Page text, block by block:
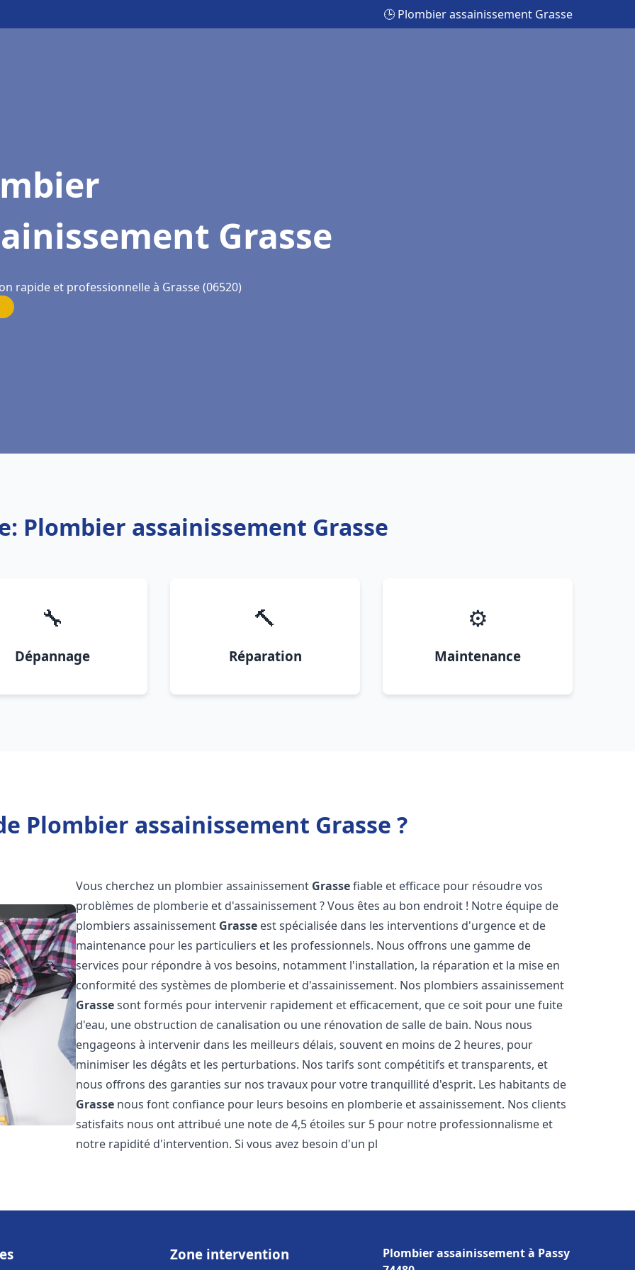
🕒 Plombier assainissement Grasse
Grasse
rapide et professionnelle à Grasse (06520)
Plombier assainissement Grasse
🔧
Dépannage
🔨
Réparation
⚙️
Maintenance
Plombier assainissement Grasse ?
Vous cherchez un plombier assainissement Grassefiable et efficace pour résoudre vos
problèmes de plomberie et d'assainissement ? Vous êtes au bon endroit ! Notre équipe de
plombiers assainissement Grasse est spécialisée dans les interventions d'urgence et de
maintenance pour les particuliers et les professionnels. Nous offrons une gamme de
services pour répondre à vos besoins, notamment l'installation, la réparation et la mise en
conformité des systèmes de plomberie et d'assainissement. Nos plombiers assainissement
Grassesont formés pour intervenir rapidement et efficacement, que ce soit pour une fuite
d'eau, une obstruction de canalisation ou une rénovation de salle de bain. Nous nous
engageons à intervenir dans les meilleurs délais, souvent en moins de 2 heures, pour
minimiser les dégâts et les perturbations. Nos tarifs sont compétitifs et transparents, et
nous offrons des garanties sur nos travaux pour votre tranquillité d'esprit. Les habitants de
Grasse nous font confiance pour leurs besoins en plomberie et assainissement. Nos clients
satisfaits nous ont attribué une note de 4,5 étoiles sur 5 pour notre professionnalisme et
notre rapidité d'intervention. Si vous avez besoin d'un pl
Zone intervention
Plombier assainissement à Passy